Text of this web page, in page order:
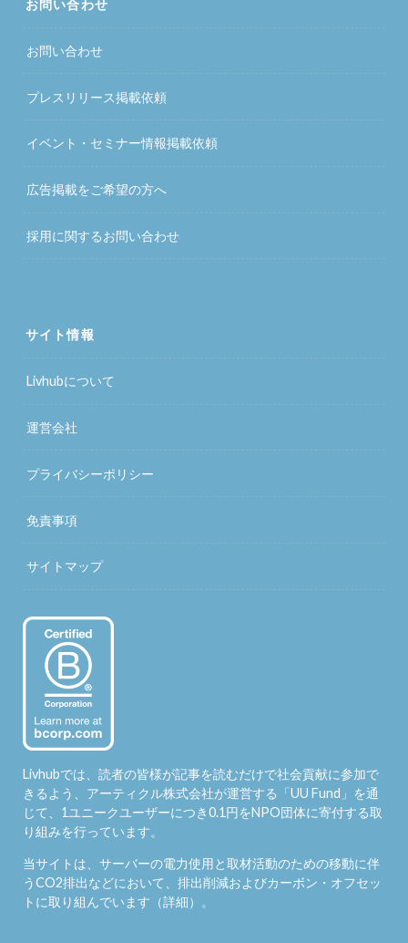
お問い合わせ
お問い合わせ
プレスリリース掲載依頼
イベント・セミナー情報掲載依頼
広告掲載をご希望の方へ
採用に関するお問い合わせ
サイト情報
Livhubについて
運営会社
プライバシーポリシー
免責事項
サイトマップ
Livhubでは、読者の皆様が記事を読むだけで社会貢献に参加で
きるよう、アーティクル株式会社が運営する「UU Fund 」を通
じて、1ユニークユーザーにつき0.1円をNPO団体に寄付する取
り組みを行っています。
当サイトは、サーバーの電力使用と取材活動のための移動に伴
うCO2排出などにおいて、排出削減およびカーボン・オフセッ
トに取り組んでいます（詳細）。